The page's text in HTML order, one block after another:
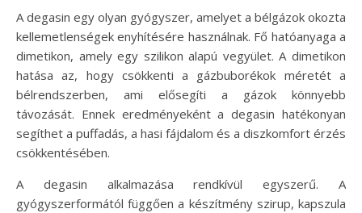
A degasin egy olyan gyógyszer, amelyet a bélgázok okozta
kellemetlenségek enyhítésére használnak. Fő hatóanyaga a
dimetikon, amely egy szilikon alapú vegyület. A dimetikon
hatása az, hogy csökkenti a gázbuborékok méretét a
bélrendszerben, ami elősegíti a gázok könnyebb
távozását. Ennek eredményeként a degasin hatékonyan
segíthet a puffadás, a hasi fájdalom és a diszkomfort érzés
csökkentésében.
A degasin alkalmazása rendkívül egyszerű. A
gyógyszerformától függően a készítmény szirup, kapszula